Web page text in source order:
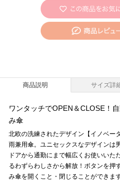
商品説明 サイズ詳
ワンタッチでOPEN＆CLOSE！
み傘
北欧の洗練されたデザイン【イノベー
雨兼用傘。ユニセックスなデザインは
ドアから通勤にまで幅広くお使いいた
るわずらわしさから解放！ボタンを押
み傘を開くこと・閉じることができま